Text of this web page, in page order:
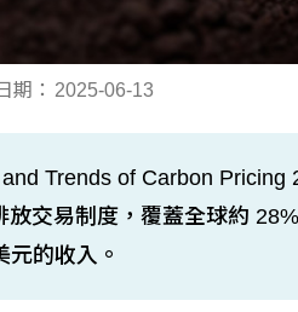
日期： 2025-06-13
Trends of Carbon Pricing
交易制度，覆蓋全球約
的收入。